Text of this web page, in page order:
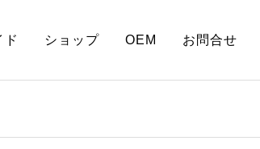
ド ショップ OEM お問合せ